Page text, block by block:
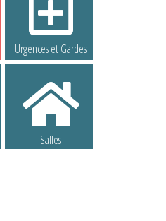
Urgences et Gardes
Salles